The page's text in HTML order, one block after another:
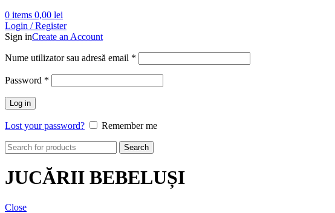
0 items 0,00 lei
Login / Register
Sign inCreate an Account
Nume utilizator sau adresă email *
Password *
Log in
Lost your password? Remember me
Search
JUCĂRII BEBELUȘI
Close